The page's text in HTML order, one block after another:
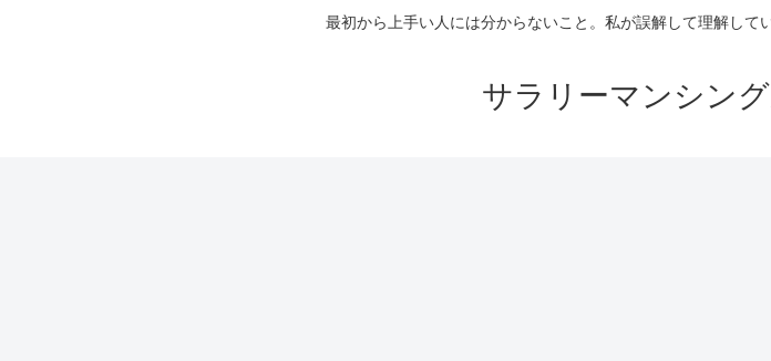
最初から上手い人には分からないこと。私が誤解して理解して
サラリーマンシン